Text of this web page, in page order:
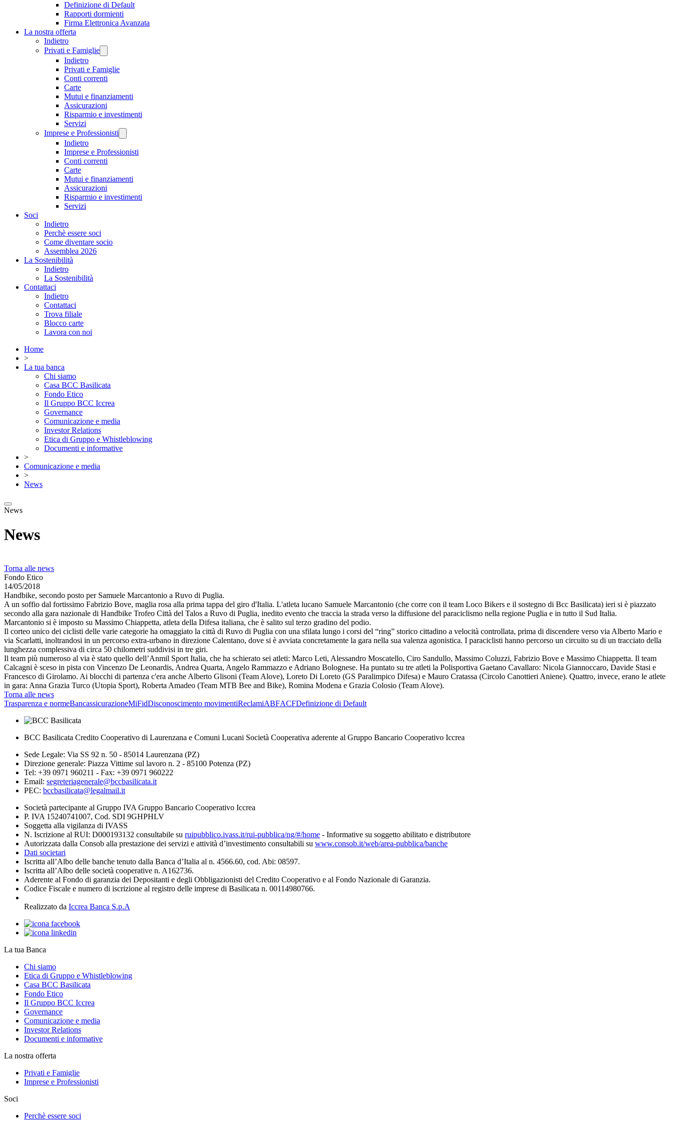
Definizione di Default
Rapporti dormienti
Firma Elettronica Avanzata
La nostra offerta
Indietro
Privati e Famiglie
Indietro
Privati e Famiglie
Conti correnti
Carte
Mutui e finanziamenti
Assicurazioni
Risparmio e investimenti
Servizi
Imprese e Professionisti
Indietro
Imprese e Professionisti
Conti correnti
Carte
Mutui e finanziamenti
Assicurazioni
Risparmio e investimenti
Servizi
Soci
Indietro
Perchè essere soci
Come diventare socio
Assemblea 2026
La Sostenibilità
Indietro
La Sostenibilità
Contattaci
Indietro
Contattaci
Trova filiale
Blocco carte
Lavora con noi
Home
>
La tua banca
Chi siamo
Casa BCC Basilicata
Fondo Etico
Il Gruppo BCC Iccrea
Governance
Comunicazione e media
Investor Relations
Etica di Gruppo e Whistleblowing
Documenti e informative
>
Comunicazione e media
>
News
News
News
Torna alle news
Fondo Etico
14/05/2018
Handbike, secondo posto per Samuele Marcantonio a Ruvo di Puglia.
A un soffio dal fortissimo Fabrizio Bove, maglia rosa alla prima tappa del giro d'Italia. L'atleta lucano Samuele Marcantonio (che corre con il team Loco Bikers e il sostegno di Bcc Basilicata) ieri si è piazzato
secondo alla gara nazionale di Handbike Trofeo Città del Talos a Ruvo di Puglia, inedito evento che traccia la strada verso la diffusione del paraciclismo nella regione Puglia e in tutto il Sud Italia.
Marcantonio si è imposto su Massimo Chiappetta, atleta della Difesa italiana, che è salito sul terzo gradino del podio.
Il corteo unico dei ciclisti delle varie categorie ha omaggiato la città di Ruvo di Puglia con una sfilata lungo i corsi del “ring” storico cittadino a velocità controllata, prima di discendere verso via Alberto Mario e
via Scarlatti, inoltrandosi in un percorso extra-urbano in direzione Calentano, dove si è avviata concretamente la gara nella sua valenza agonistica. I paraciclisti hanno percorso un circuito su di un tracciato della
lunghezza complessiva di circa 50 chilometri suddivisi in tre giri.
Il team più numeroso al via è stato quello dell’Anmil Sport Italia, che ha schierato sei atleti: Marco Leti, Alessandro Moscatello, Ciro Sandullo, Massimo Coluzzi, Fabrizio Bove e Massimo Chiappetta. Il team
Calcagni è sceso in pista con Vincenzo De Leonardis, Andrea Quarta, Angelo Rammazzo e Adriano Bolognese. Ha puntato su tre atleti la Polisportiva Gaetano Cavallaro: Nicola Giannoccaro, Davide Stasi e
Francesco di Girolamo. Ai blocchi di partenza c'era anche Alberto Glisoni (Team Alove), Loreto Di Loreto (GS Paralimpico Difesa) e Mauro Cratassa (Circolo Canottieri Aniene). Quattro, invece, erano le atlete
in gara: Anna Grazia Turco (Utopia Sport), Roberta Amadeo (Team MTB Bee and Bike), Romina Modena e Grazia Colosio (Team Alove).
Torna alle news
Trasparenza e normeBancassicurazioneMiFidDisconoscimento movimentiReclamiABFACFDefinizione di Default
BCC Basilicata Credito Cooperativo di Laurenzana e Comuni Lucani Società Cooperativa aderente al Gruppo Bancario Cooperativo Iccrea
Sede Legale: Via SS 92 n. 50 - 85014 Laurenzana (PZ)
Direzione generale: Piazza Vittime sul lavoro n. 2 - 85100 Potenza (PZ)
Tel: +39 0971 960211 - Fax: +39 0971 960222
Email: segreteriagenerale@bccbasilicata.it
PEC: bccbasilicata@legalmail.it
Società partecipante al Gruppo IVA Gruppo Bancario Cooperativo Iccrea
P. IVA 15240741007, Cod. SDI 9GHPHLV
Soggetta alla vigilanza di IVASS
N. Iscrizione al RUI: D000193132 consultabile su ruipubblico.ivass.it/rui-pubblica/ng/#/home - Informative su soggetto abilitato e distributore
Autorizzata dalla Consob alla prestazione dei servizi e attività d’investimento consultabili su www.consob.it/web/area-pubblica/banche
Dati societari
Iscritta all’Albo delle banche tenuto dalla Banca d’Italia al n. 4566.60, cod. Abi: 08597.
Iscritta all’Albo delle società cooperative n. A162736.
Aderente al Fondo di garanzia dei Depositanti e degli Obbligazionisti del Credito Cooperativo e al Fondo Nazionale di Garanzia.
Codice Fiscale e numero di iscrizione al registro delle imprese di Basilicata n. 00114980766.
Realizzato da Iccrea Banca S.p.A
La tua Banca
Chi siamo
Etica di Gruppo e Whistleblowing
Casa BCC Basilicata
Fondo Etico
Il Gruppo BCC Iccrea
Governance
Comunicazione e media
Investor Relations
Documenti e informative
La nostra offerta
Privati e Famiglie
Imprese e Professionisti
Soci
Perchè essere soci